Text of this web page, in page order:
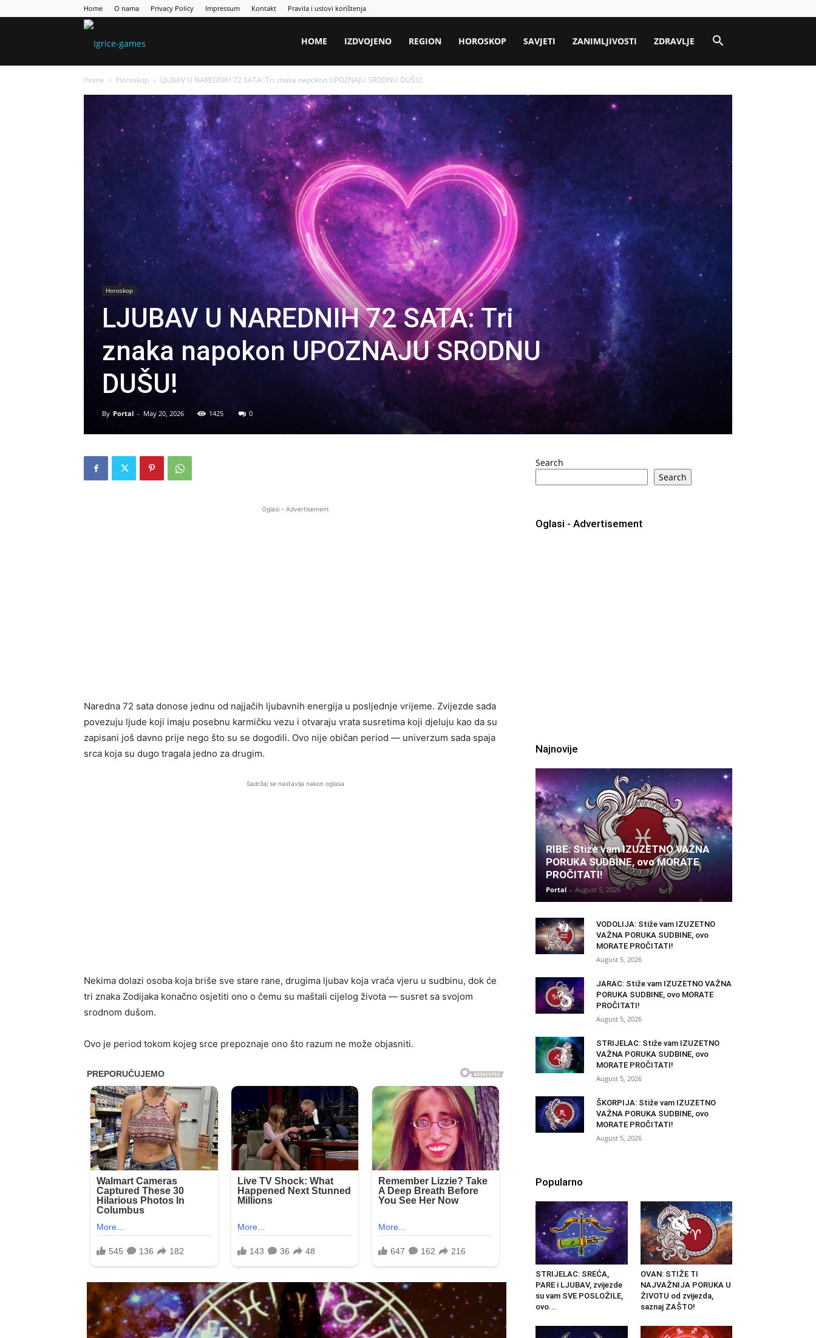
Home O nama Privacy Policy Impressum Kontakt Pravila i uslovi korištenja
HOME IZDVOJENO REGION HOROSKOP SAVJETI ZANIMLJIVOSTI ZDRAVLJE
Home Horoskop LJUBAV U NAREDNIH 72 SATA: Tri znaka napokon UPOZNAJU SRODNU DUŠU!
Horoskop
LJUBAV U NAREDNIH 72 SATA: Tri
znaka napokon UPOZNAJU SRODNU
DUŠU!
By Portal - May 20, 2026 1425 0
Oglasi - Advertisement
Naredna 72 sata donose jednu od najjačih ljubavnih energija u posljednje vrijeme. Zvijezde sada
povezuju ljude koji imaju posebnu karmičku vezu i otvaraju vrata susretima koji djeluju kao da su
zapisani još davno prije nego što su se dogodili. Ovo nije običan period — univerzum sada spaja
srca koja su dugo tragala jedno za drugim.
Sadržaj se nastavlja nakon oglasa
Nekima dolazi osoba koja briše sve stare rane, drugima ljubav koja vraća vjeru u sudbinu, dok će
tri znaka Zodijaka konačno osjetiti ono o čemu su maštali cijelog života — susret sa svojom
srodnom dušom.
Ovo je period tokom kojeg srce prepoznaje ono što razum ne može objasniti.
Search
Search
Oglasi - Advertisement
Najnovije
RIBE: Stiže vam IZUZETNO VAŽNA
PORUKA SUDBINE, ovo MORATE
PROČITATI!
Portal - August 5, 2026
VODOLIJA: Stiže vam IZUZETNO
VAŽNA PORUKA SUDBINE, ovo
MORATE PROČITATI!
August 5, 2026
JARAC: Stiže vam IZUZETNO VAŽNA
PORUKA SUDBINE, ovo MORATE
PROČITATI!
August 5, 2026
STRIJELAC: Stiže vam IZUZETNO
VAŽNA PORUKA SUDBINE, ovo
MORATE PROČITATI!
August 5, 2026
ŠKORPIJA: Stiže vam IZUZETNO
VAŽNA PORUKA SUDBINE, ovo
MORATE PROČITATI!
August 5, 2026
Popularno
STRIJELAC: SREĆA,
PARE i LJUBAV, zvijezde
su vam SVE POSLOŽILE,
ovo...
OVAN: STIŽE TI
NAJVAŽNIJA PORUKA U
ŽIVOTU od zvijezda,
saznaj ZAŠTO!